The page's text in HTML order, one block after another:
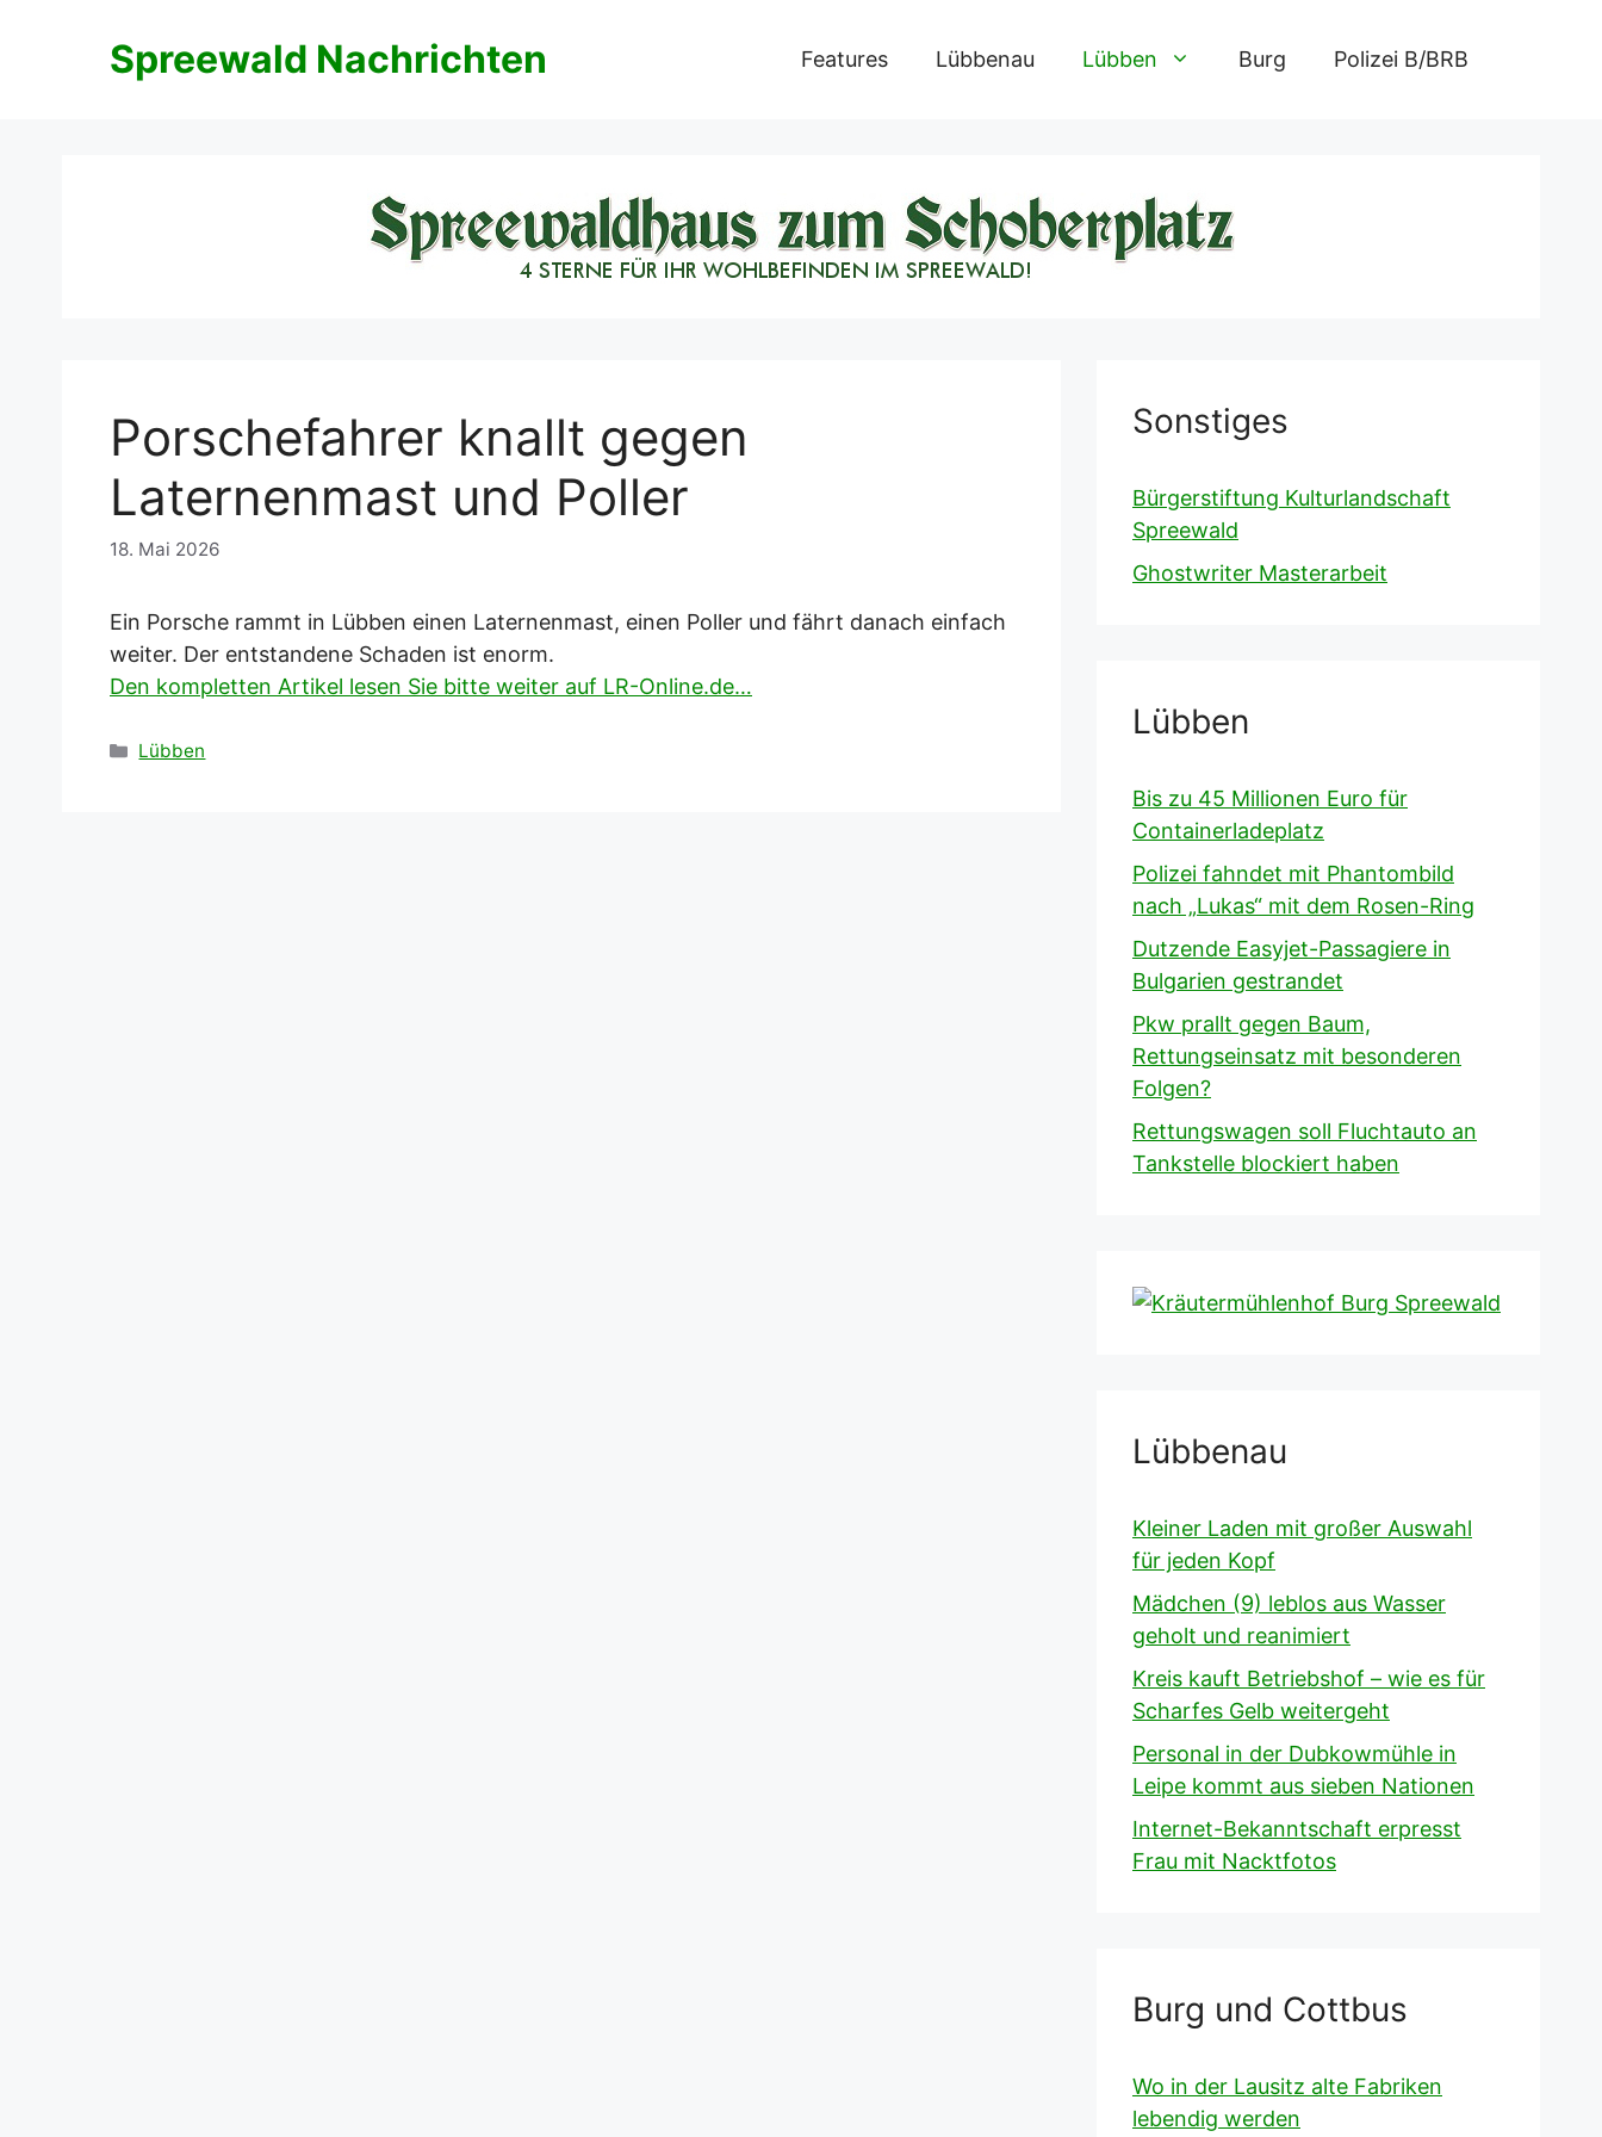
Spreewald Nachrichten Features Lübbenau Lübben Burg Polizei B/BRB
Porschefahrer knallt gegen
Laternenmast und Poller
18. Mai 2026
Ein Porsche rammt in Lübben einen Laternenmast, einen Poller und fährt danach einfach
weiter. Der entstandene Schaden ist enorm.
Den kompletten Artikel lesen Sie bitte weiter auf LR-Online.de…
Kategorien
Lübben
Sonstiges
Bürgerstiftung Kulturlandschaft
Spreewald
Ghostwriter Masterarbeit
Lübben
Bis zu 45 Millionen Euro für
Containerladeplatz
Polizei fahndet mit Phantombild
nach „Lukas“ mit dem Rosen-Ring
Dutzende Easyjet-Passagiere in
Bulgarien gestrandet
Pkw prallt gegen Baum,
Rettungseinsatz mit besonderen
Folgen?
Rettungswagen soll Fluchtauto an
Tankstelle blockiert haben
Lübbenau
Kleiner Laden mit großer Auswahl
für jeden Kopf
Mädchen (9) leblos aus Wasser
geholt und reanimiert
Kreis kauft Betriebshof – wie es für
Scharfes Gelb weitergeht
Personal in der Dubkowmühle in
Leipe kommt aus sieben Nationen
Internet-Bekanntschaft erpresst
Frau mit Nacktfotos
Burg und Cottbus
Wo in der Lausitz alte Fabriken
lebendig werden